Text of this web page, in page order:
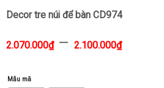
Decor tre núi để bàn CD974
2.070.000₫– 2.100.000₫
Mẫu mã